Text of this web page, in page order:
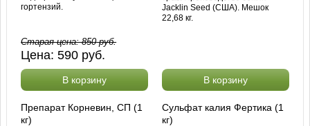
гортензий.
Старая цена:850руб.
Цена:590 руб.
В корзину
Jacklin Seed (США). Мешок
22,68 кг.
В корзину
Препарат Корневин, СП (1
кг)
Сульфат калия Фертика (1
кг)